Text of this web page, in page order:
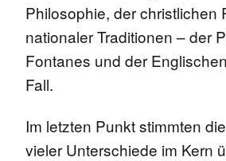
Philosophie, der christlichen
nationaler Traditionen – der
Fontanes und der
Fall.
Im letzten Punkt stimmten
vieler Unterschiede im Kern